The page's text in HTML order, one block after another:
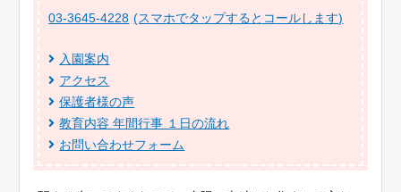
03-3645-4228 (スマホでタップするとコールします)
入園案内
アクセス
保護者様の声
教育内容 年間行事 １日の流れ
お問い合わせフォーム